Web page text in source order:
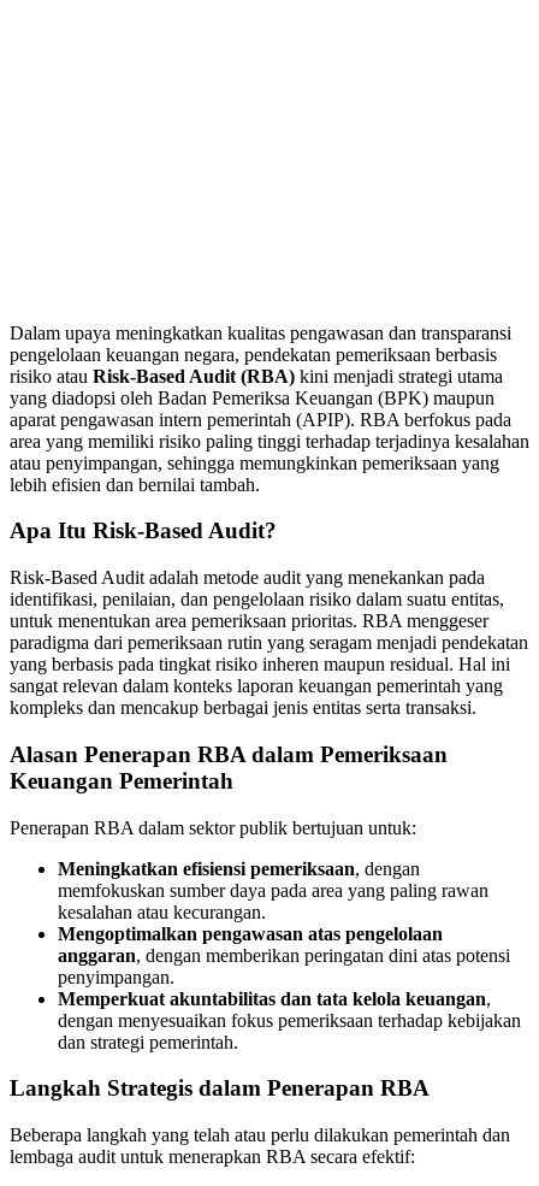
Dalam upaya meningkatkan kualitas pengawasan dan transparansi
pengelolaan keuangan negara, pendekatan pemeriksaan berbasis
risiko atau Risk-Based Audit (RBA) kini menjadi strategi utama
yang diadopsi oleh Badan Pemeriksa Keuangan (BPK) maupun
aparat pengawasan intern pemerintah (APIP). RBA berfokus pada
area yang memiliki risiko paling tinggi terhadap terjadinya kesalahan
atau penyimpangan, sehingga memungkinkan pemeriksaan yang
lebih efisien dan bernilai tambah.
Apa Itu Risk-Based Audit?
Risk-Based Audit adalah metode audit yang menekankan pada
identifikasi, penilaian, dan pengelolaan risiko dalam suatu entitas,
untuk menentukan area pemeriksaan prioritas. RBA menggeser
paradigma dari pemeriksaan rutin yang seragam menjadi pendekatan
yang berbasis pada tingkat risiko inheren maupun residual. Hal ini
sangat relevan dalam konteks laporan keuangan pemerintah yang
kompleks dan mencakup berbagai jenis entitas serta transaksi.
Alasan Penerapan RBA dalam Pemeriksaan
Keuangan Pemerintah
Penerapan RBA dalam sektor publik bertujuan untuk:
Meningkatkan efisiensi pemeriksaan, dengan
memfokuskan sumber daya pada area yang paling rawan
kesalahan atau kecurangan.
Mengoptimalkan pengawasan atas pengelolaan
anggaran, dengan memberikan peringatan dini atas potensi
penyimpangan.
Memperkuat akuntabilitas dan tata kelola keuangan,
dengan menyesuaikan fokus pemeriksaan terhadap kebijakan
dan strategi pemerintah.
Langkah Strategis dalam Penerapan RBA
Beberapa langkah yang telah atau perlu dilakukan pemerintah dan
lembaga audit untuk menerapkan RBA secara efektif: